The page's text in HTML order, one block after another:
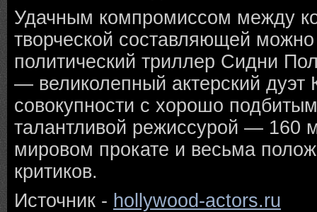
Удачным компромиссом между
творческой составляющей можно
политический триллер Сидни
— великолепный актерский
совокупности с хорошо
талантливой режиссурой — 160
мировом прокате и весьма
критиков.
Источник - hollywood-actors.ru